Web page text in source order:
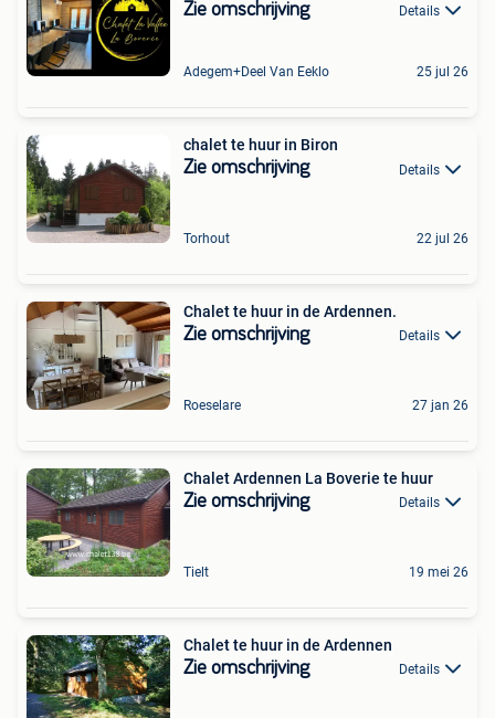
Zie omschrijving Details
Adegem+Deel Van Eeklo 25 jul 26
chalet te huur in Biron
Zie omschrijving Details
Torhout 22 jul 26
Chalet te huur in de Ardennen.
Zie omschrijving Details
Roeselare 27 jan 26
Chalet Ardennen La Boverie te huur
Zie omschrijving Details
Tielt 19 mei 26
Chalet te huur in de Ardennen
Zie omschrijving Details